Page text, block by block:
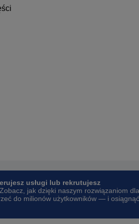
usługi lub rekrutujesz
Zobacz, jak dzięki naszym rozwiązaniom dla
do milionów użytkowników — i osiągnąć